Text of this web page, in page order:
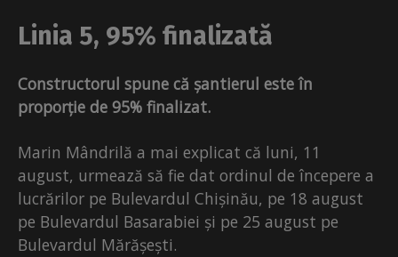
Linia 5, 95% finalizată
Constructorul spune că șantierul este în
proporție de 95% finalizat.
Marin Mândrilă a mai explicat că luni, 11
august, urmează să fie dat ordinul de începere a
lucrărilor pe Bulevardul Chișinău, pe 18 august
pe Bulevardul Basarabiei și pe 25 august pe
Bulevardul Mărășești.